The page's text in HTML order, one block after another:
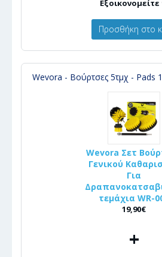
Εξοικονομείτε
Προσθήκη στο
Wevora - Βούρτσες 5τμχ - Pads
Wevora Σετ
Γενικού
Για
τεμάχια WR-
19,90€
+